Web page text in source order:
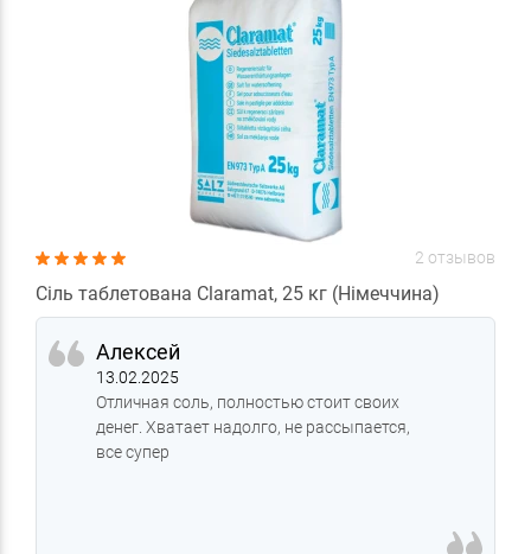
2 отзывов
Сіль таблетована Claramat, 25 кг (Німеччина)
Алексей
13.02.2025
Отличная соль, полностью стоит своих
денег. Хватает надолго, не рассыпается,
все супер